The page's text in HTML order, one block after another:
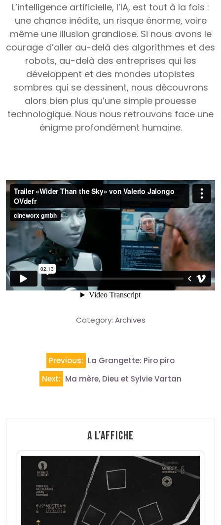
L’intelligence artificielle, l’IA, est tout à la fois :
une chance inédite, un risque énorme, voire
même une illusion grandiose. Si nous avons le
courage d’aller au-delà des algorithmes et des
robots, au-delà des entreprises qui les
développent et des mondes utopistes
sombres qui se dessinent, nous découvrons
alors bien plus qu’une simple prouesse
technologique. Nous nous retrouvons face une
énigme profondément humaine.
Category: Archives
Navigation
l’article
Previous: La Grangette: Piro piro
Next: Ma mère, Dieu et Sylvie Vartan
A l'affiche